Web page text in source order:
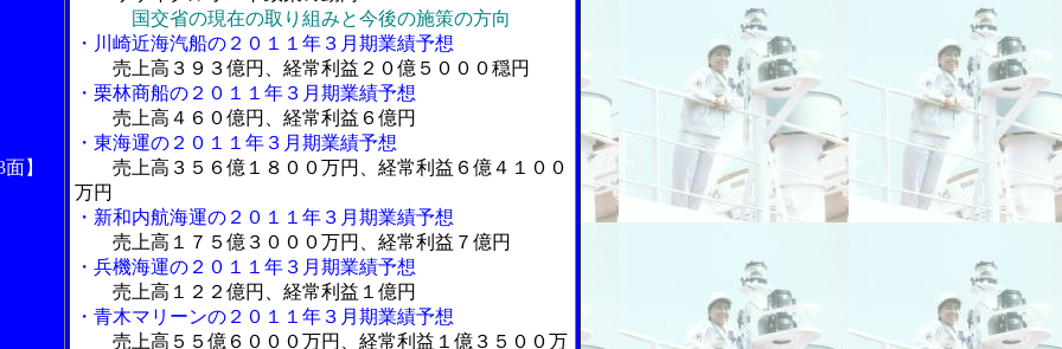
】
国交省の現在の取り組みと今後の施策の方向
・川崎近海汽船の２０１１年３月期業績予想
売上高３９３億円、経常利益２０億５０００穏円
・栗林商船の２０１１年３月期業績予想
売上高４６０億円、経常利益６億円
・東海運の２０１１年３月期業績予想
売上高３５６億１８００万円、経常利益６億４１００
万円
・新和内航海運の２０１１年３月期業績予想
売上高１７５億３０００万円、経常利益７億円
・兵機海運の２０１１年３月期業績予想
売上高１２２億円、経常利益１億円
・青木マリーンの２０１１年３月期業績予想
売上高５５億６０００万円、経常利益１億３５００万